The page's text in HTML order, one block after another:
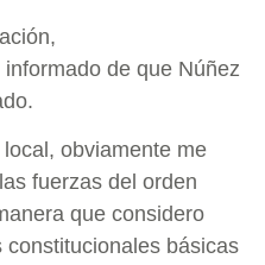
de que Núñez
obviamente me
fuerzas del orden
que considero
básicas